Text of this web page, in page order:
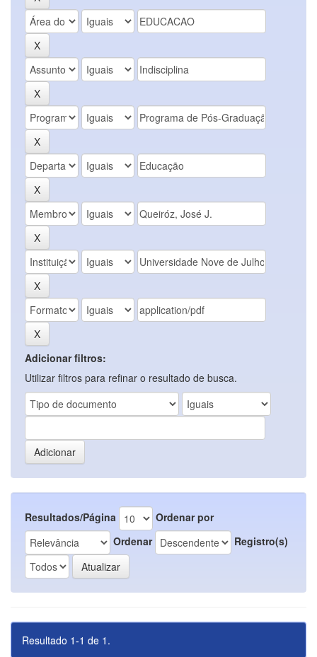
Adicionar filtros:
Utilizar filtros para refinar o resultado de busca.
Resultados/Página
Ordenar por
Ordenar
Registro(s)
Resultado 1-1 de 1.